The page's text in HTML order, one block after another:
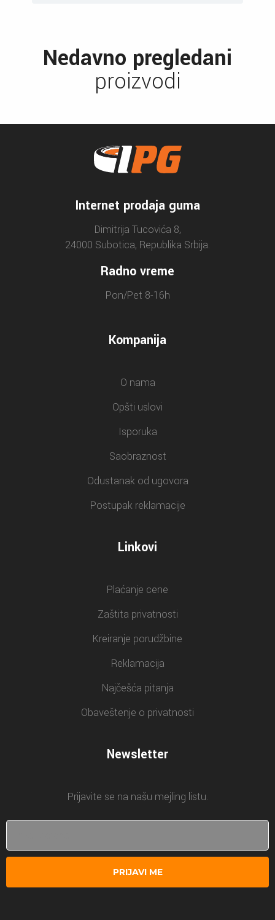
Nedavno pregledani
proizvodi
Internet prodaja guma
Dimitrija Tucovića 8,
24000 Subotica, Republika Srbija.
Radno vreme
Pon/Pet 8-16h
Kompanija
O nama
Opšti uslovi
Isporuka
Saobraznost
Odustanak od ugovora
Postupak reklamacije
Linkovi
Plaćanje cene
Zaštita privatnosti
Kreiranje porudžbine
Reklamacija
Najčešća pitanja
Obaveštenje o privatnosti
Newsletter
Prijavite se na našu mejling listu.
PRIJAVI ME